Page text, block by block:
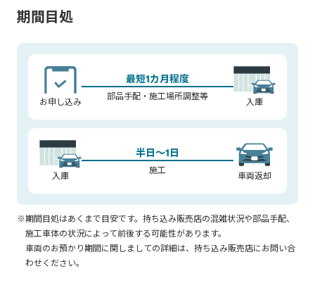
タイプ、ベーシック)を装着している場合は、ご利用いただけま
せん。販売店装着オプションのリモートスタート(スマートキー
一体タイプ、ベーシック)について詳しくはACCESSORIES＆
CUSTOMIZE CATALOGをご覧ください。
※通信環境や使用状況によっては、ご利用できない場合があり
ます。
※使用時には周囲の安全を十分にご確認の上ご使用ください。
※一般公道上や閉め切った場所での使用はおやめください。
※車両停止中にエンジンをみだりに稼働させた場合、条例によ
り、罰則を受けることがありますのでご注意ください。(ご購入
の際は地方自治体の条例などをご確認ください。)
※起動後、一定の時間が経つと自動的に停止します。
※前回降車時から、最大20分間作動できます。(ドアの開閉によ
り、再度20分間作動させることができます。)
■掲載内容は2022年10月時点の内容です。掲載内容は予告なく
変更される場合があります。
期間目処
お申し込み
最短1カ月程度
部品手配・施工場所調整等 入庫
入庫
半日～1日
施工 車両返却
※期間目処はあくまで目安です。持ち込み販売店の混雑状況や部品手配、
施工車体の状況によって前後する可能性があります。
車両のお預かり期間に関しましての詳細は、持ち込み販売店にお問い合
わせください。